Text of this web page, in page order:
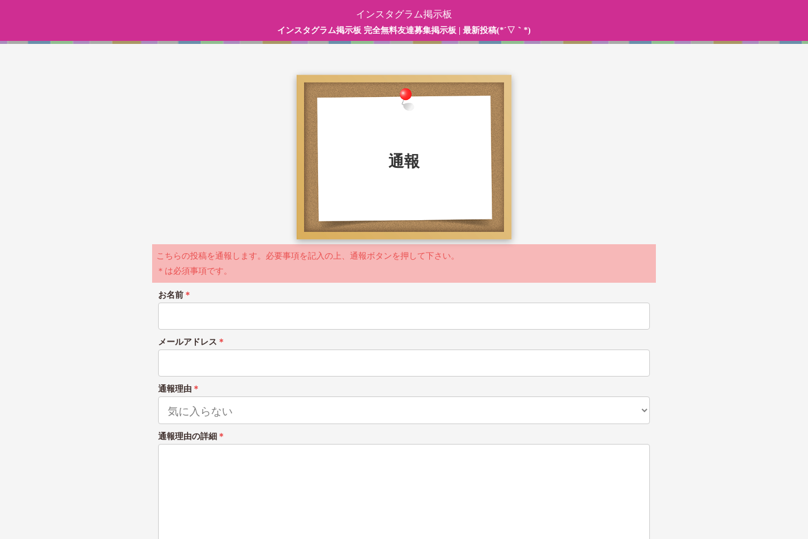
インスタグラム掲示板
インスタグラム掲示板 完全無料友達募集掲示板 | 最新投稿(*´▽｀*)
通報
こちらの投稿を通報します。必要事項を記入の上、通報ボタンを押して下さい。
＊は必須事項です。
お名前 ＊
メールアドレス ＊
通報理由 ＊
通報理由の詳細 ＊